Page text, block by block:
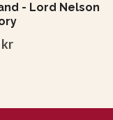
- Lord Nelson
kr